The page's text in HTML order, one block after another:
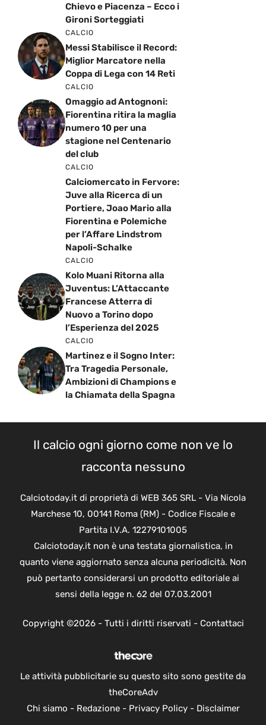
Chievo e Piacenza – Ecco i
Gironi Sorteggiati
CALCIO
Messi Stabilisce il Record:
Miglior Marcatore nella
Coppa di Lega con 14 Reti
CALCIO
Omaggio ad Antognoni:
Fiorentina ritira la maglia
numero 10 per una
stagione nel Centenario
del club
CALCIO
Calciomercato in Fervore:
Juve alla Ricerca di un
Portiere, Joao Mario alla
Fiorentina e Polemiche
per l’Affare Lindstrom
Napoli-Schalke
CALCIO
Kolo Muani Ritorna alla
Juventus: L’Attaccante
Francese Atterra di
Nuovo a Torino dopo
l’Esperienza del 2025
CALCIO
Martinez e il Sogno Inter:
Tra Tragedia Personale,
Ambizioni di Champions e
la Chiamata della Spagna
Il calcio ogni giorno come non ve lo
racconta nessuno
Calciotoday.it di proprietà di WEB 365 SRL - Via Nicola
Marchese 10, 00141 Roma (RM) - Codice Fiscale e
Partita I.V.A. 12279101005
Calciotoday.it non è una testata giornalistica, in
quanto viene aggiornato senza alcuna periodicità. Non
può pertanto considerarsi un prodotto editoriale ai
sensi della legge n. 62 del 07.03.2001
Copyright ©2026 - Tutti i diritti riservati - Contattaci
Le attività pubblicitarie su questo sito sono gestite da
theCoreAdv
Chi siamo - Redazione- Privacy Policy- Disclaimer